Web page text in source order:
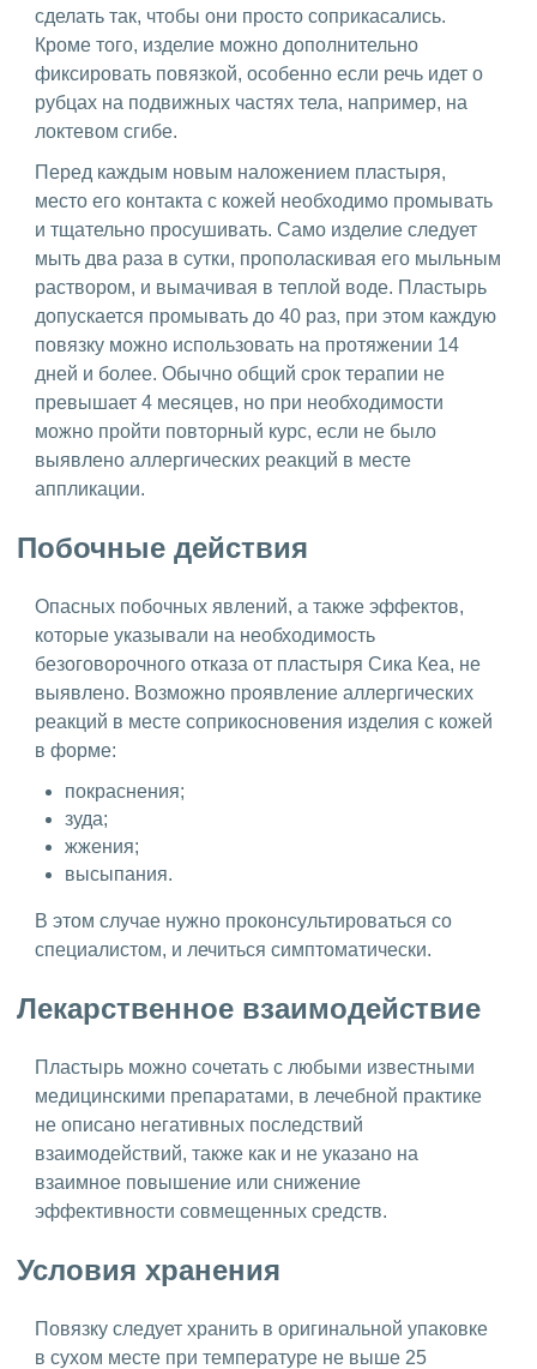
сделать так, чтобы они просто соприкасались.
Кроме того, изделие можно дополнительно
фиксировать повязкой, особенно если речь идет о
рубцах на подвижных частях тела, например, на
локтевом сгибе.
Перед каждым новым наложением пластыря,
место его контакта с кожей необходимо промывать
и тщательно просушивать. Само изделие следует
мыть два раза в сутки, прополаскивая его мыльным
раствором, и вымачивая в теплой воде. Пластырь
допускается промывать до 40 раз, при этом каждую
повязку можно использовать на протяжении 14
дней и более. Обычно общий срок терапии не
превышает 4 месяцев, но при необходимости
можно пройти повторный курс, если не было
выявлено аллергических реакций в месте
аппликации.
Побочные действия
Опасных побочных явлений, а также эффектов,
которые указывали на необходимость
безоговорочного отказа от пластыря Сика Кеа, не
выявлено. Возможно проявление аллергических
реакций в месте соприкосновения изделия с кожей
в форме:
покраснения;
зуда;
жжения;
высыпания.
В этом случае нужно проконсультироваться со
специалистом, и лечиться симптоматически.
Лекарственное взаимодействие
Пластырь можно сочетать с любыми известными
медицинскими препаратами, в лечебной практике
не описано негативных последствий
взаимодействий, также как и не указано на
взаимное повышение или снижение
эффективности совмещенных средств.
Условия хранения
Повязку следует хранить в оригинальной упаковке
в сухом месте при температуре не выше 25